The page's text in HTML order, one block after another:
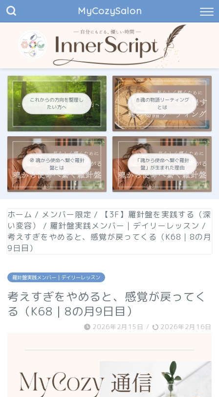
MyCozySalon
これからの方向を整理し
たい方へ
📓魂の物語リーティング
とは
🧭 魂から使命へ繋ぐ羅針
盤とは
「魂から使命へ繋ぐ羅針
盤」が生まれた理由
ホーム / メンバー限定 /
【3F】羅針盤を実践する（深
い変容）
/ 羅針盤実践メンバー｜デイリーレッスン /
考えすぎをやめると、感覚が戻ってくる（K68｜8の月
9日目）
羅針盤実践メンバー｜デイリーレッスン
考えすぎをやめると、感覚が戻ってく
る（K68｜8の月9日目）
2026年2月15日 / 2026年2月16日